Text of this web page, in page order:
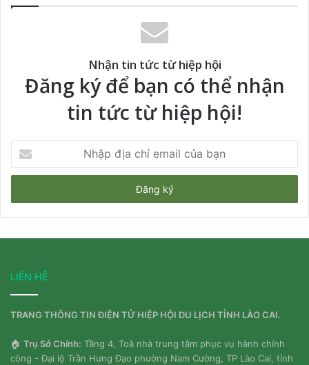
Nhận tin tức từ hiệp hội
Đăng ký để bạn có thể nhận
tin tức từ hiệp hội!
địa
chỉ
của
bạn
LIÊN HỆ
TRANG THÔNG TIN ĐIỆN TỬ HIỆP HỘI DU LỊCH TỈNH LÀO CAI.
🏠 Trụ Sở Chính: Tầng 4, Toà nhà trung tâm phục vụ hành chính
công - Đại lộ Trần Hưng Đạo phường Nam Cường, TP Lào Cai, tỉnh